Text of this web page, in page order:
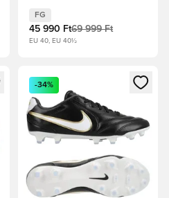
FG
45 990 Ft69 999 Ft
EU 40, EU 40½
vagy a tagként
Megnyit egy modált a
-34%